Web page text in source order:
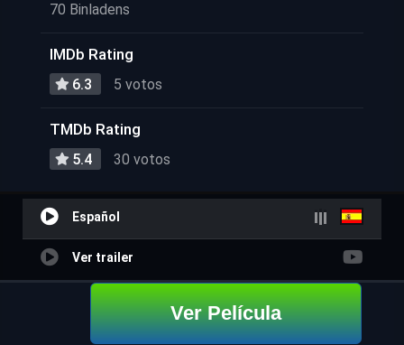
70 Binladens
IMDb Rating
6.3 5 votos
TMDb Rating
5.4 30 votos
Español
Ver trailer
Ver Película